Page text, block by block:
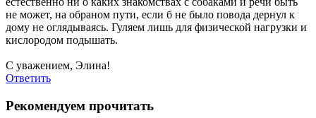
не может, на обраном пути, если б не было повода дернул к
дому не оглядываясь. Гуляем лишь для физической нагрузки и
кислородом подышать.
С уважением, Элина!
Ответить
Рекомендуем прочитать